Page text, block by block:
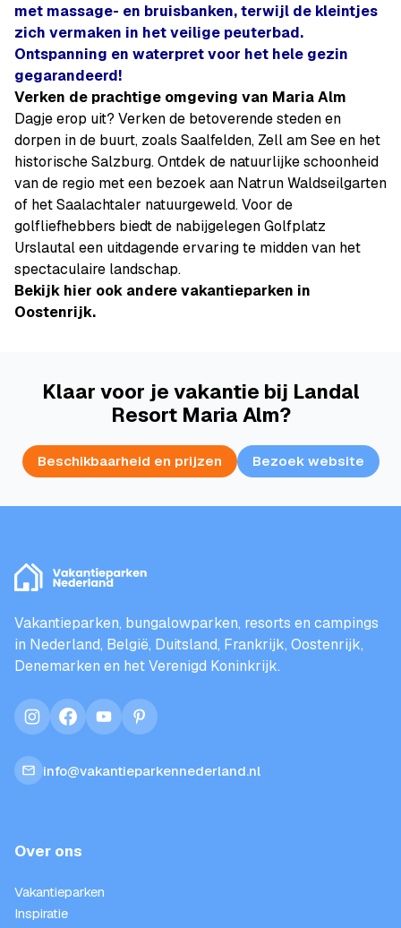
met massage- en bruisbanken, terwijl de kleintjes
zich vermaken in het veilige peuterbad.
Ontspanning en waterpret voor het hele gezin
gegarandeerd!
Verken de prachtige omgeving van Maria Alm
Dagje erop uit? Verken de betoverende steden en
dorpen in de buurt, zoals Saalfelden, Zell am See en het
historische Salzburg. Ontdek de natuurlijke schoonheid
van de regio met een bezoek aan Natrun Waldseilgarten
of het Saalachtaler natuurgeweld. Voor de
golfliefhebbers biedt de nabijgelegen Golfplatz
Urslautal een uitdagende ervaring te midden van het
spectaculaire landschap.
Bekijk hier ook andere vakantieparken in
Oostenrijk.
Klaar voor je vakantie bij Landal
Resort Maria Alm?
Beschikbaarheid en prijzen Bezoek website
Vakantieparken, bungalowparken, resorts en campings
in Nederland, België, Duitsland, Frankrijk, Oostenrijk,
Denemarken en het Verenigd Koninkrijk.
instagramfacebookyoutubepinterest
info@vakantieparkennederland.nl
Over ons
Vakantieparken
Inspiratie